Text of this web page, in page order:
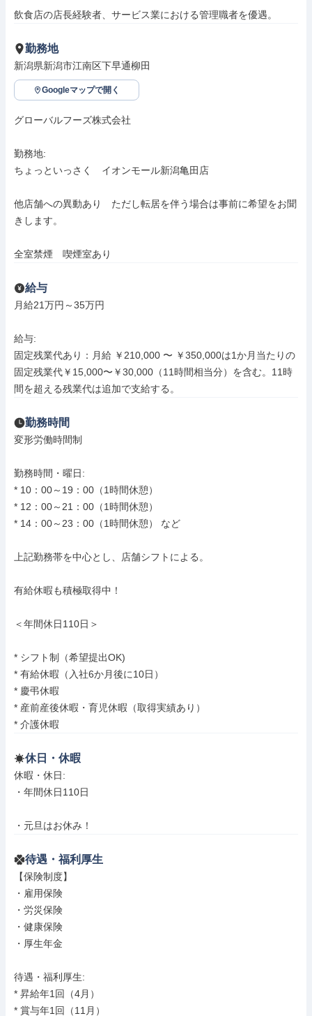
飲食店の店長経験者、サービス業における管理職者を優遇。
勤務地
新潟県新潟市江南区下早通柳田
Googleマップで開く
グローバルフーズ株式会社
勤務地:
ちょっといっさく　イオンモール新潟亀田店
他店舗への異動あり　ただし転居を伴う場合は事前に希望をお聞
きします。
全室禁煙　喫煙室あり
給与
月給21万円～35万円
給与:
固定残業代あり：月給 ￥210,000 〜 ￥350,000は1か月当たりの
固定残業代￥15,000〜￥30,000（11時間相当分）を含む。11時
間を超える残業代は追加で支給する。
勤務時間
変形労働時間制
勤務時間・曜日:
* 10：00～19：00（1時間休憩）
* 12：00～21：00（1時間休憩）
* 14：00～23：00（1時間休憩） など
上記勤務帯を中心とし、店舗シフトによる。
有給休暇も積極取得中！
＜年間休日110日＞
* シフト制（希望提出OK)
* 有給休暇（入社6か月後に10日）
* 慶弔休暇
* 産前産後休暇・育児休暇（取得実績あり）
* 介護休暇
休日・休暇
休暇・休日:
・年間休日110日
・元旦はお休み！
待遇・福利厚生
【保険制度】
・雇用保険
・労災保険
・健康保険
・厚生年金
待遇・福利厚生:
* 昇給年1回（4月）
* 賞与年1回（11月）